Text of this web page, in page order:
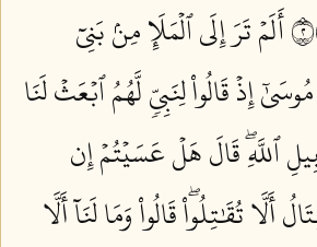
أَلَمۡ تَرَ إِلَى ٱلۡمَلَإِ مِنۢ بَنِيٓ
إِذۡ قَالُواْ لِنَبِيّٖ لَّهُمُ ٱبۡعَثۡ لَنَا
ٱللَّهِۖ قَالَ هَلۡ عَسَيۡتُمۡ إِن
تُقَٰتِلُواْۖ قَالُواْ وَمَا لَنَآ أَلَّا